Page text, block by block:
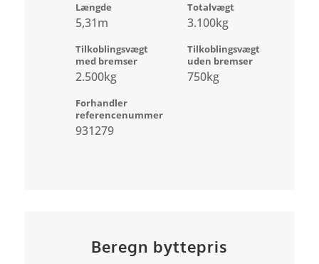
Længde
5,31m
Totalvægt
3.100kg
Tilkoblingsvægt
med bremser
2.500kg
Tilkoblingsvægt
uden bremser
750kg
Forhandler
referencenummer
931279
Beregn byttepris